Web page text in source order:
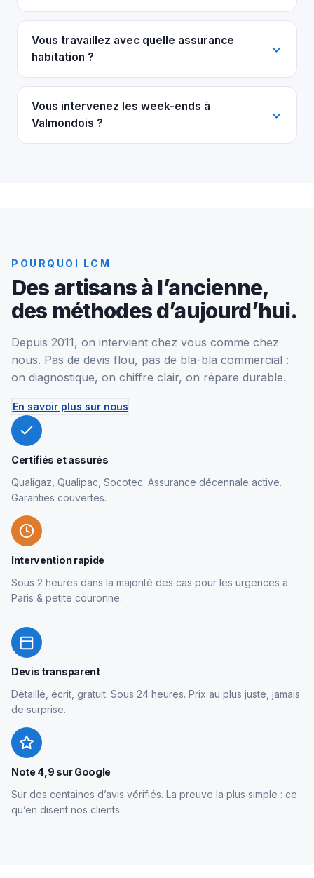
Vous travaillez avec quelle assurance
habitation ?
Vous intervenez les week-ends à
Valmondois ?
POURQUOI LCM
Des artisans à l’ancienne,
des méthodes d’aujourd’hui.
Depuis 2011, on intervient chez vous comme chez
nous. Pas de devis flou, pas de bla-bla commercial :
on diagnostique, on chiffre clair, on répare durable.
En savoir plus sur nous
Certifiés et assurés
Qualigaz, Qualipac, Socotec. Assurance décennale active.
Garanties couvertes.
Intervention rapide
Sous 2 heures dans la majorité des cas pour les urgences à
Paris & petite couronne.
Devis transparent
Détaillé, écrit, gratuit. Sous 24 heures. Prix au plus juste, jamais
de surprise.
Note 4,9 sur Google
Sur des centaines d’avis vérifiés. La preuve la plus simple : ce
qu’en disent nos clients.